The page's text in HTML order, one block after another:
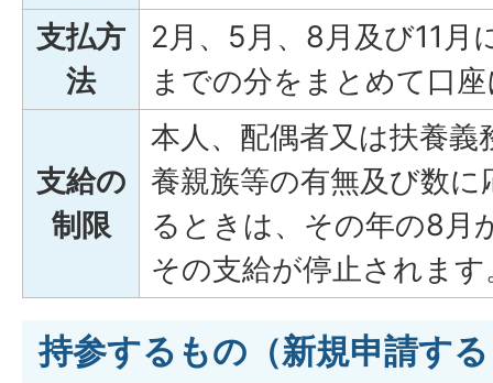
支払方
法
2月、5月、8月及び11月
までの分をまとめて口
支給の
制限
本人、配偶者又は扶養
養親族等の有無及び数
るときは、その年の8月
その支給が停止されます
持参するもの（新規申請す